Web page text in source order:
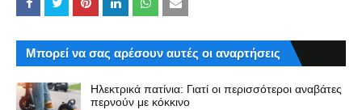
Μπορεί να σας αρέσουν αυτές οι αναρτήσεις
Ηλεκτρικά πατίνια: Γιατί οι περισσότεροι αναβάτες
περνούν με κόκκινο